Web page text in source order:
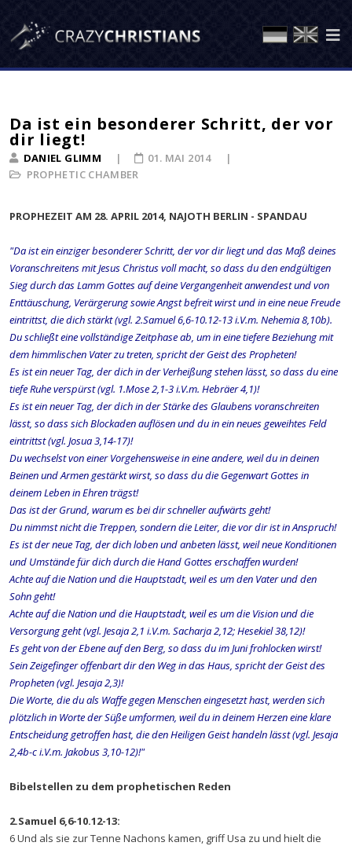
Da ist ein besonderer Schritt, der vor
dir liegt!
DANIEL GLIMM
PROPHETIC CHAMBER
01. MAI 2014
PROPHEZEIT AM 28. APRIL 2014, NAJOTH BERLIN - SPANDAU
"Da ist ein einziger besonderer Schritt, der vor dir liegt und das Maß deines
Voranschreitens mit Jesus Christus voll macht, so dass du den endgültigen
Sieg durch das Lamm Gottes auf deine Vergangenheit anwendest und von
Enttäuschung, Verärgerung sowie Angst befreit wirst und in eine neue Freude
eintrittst, die dich stärkt (vgl. 2.Samuel 6,6-10.12-13 i.V.m. Nehemia 8,10b).
Du schließt eine vollständige Zeitphase ab, um in eine tiefere Beziehung mit
dem himmlischen Vater zu treten, spricht der Geist des Propheten!
Es ist ein neuer Tag, der dich in der Verheißung stehen lässt, so dass du eine
tiefe Ruhe verspürst (vgl. 1.Mose 2,1-3 i.V.m. Hebräer 4,1)!
Es ist ein neuer Tag, der dich in der Stärke des Glaubens voranschreiten
lässt, so dass sich Blockaden auflösen und du in ein neues geweihtes Feld
eintrittst (vgl. Josua 3,14-17)!
Du wechselst von einer Vorgehensweise in eine andere, weil du in deinen
Beinen und Armen gestärkt wirst, so dass du die Gegenwart Gottes in
deinem Leben in Ehren trägst!
Das ist der Grund, warum es bei dir schneller aufwärts geht!
Du nimmst nicht die Treppen, sondern die Leiter, die vor dir ist in Anspruch!
Es ist der neue Tag, der dich loben und anbeten lässt, weil neue Konditionen
und Umstände für dich durch die Hand Gottes erschaffen wurden!
Achte auf die Nation und die Hauptstadt, weil es um den Vater und den
Sohn geht!
Achte auf die Nation und die Hauptstadt, weil es um die Vision und die
Versorgung geht (vgl. Jesaja 2,1 i.V.m. Sacharja 2,12; Hesekiel 38,12)!
Es geht von der Ebene auf den Berg, so dass du im Juni frohlocken wirst!
Sein Zeigefinger offenbart dir den Weg in das Haus, spricht der Geist des
Propheten (vgl. Jesaja 2,3)!
Die Worte, die du als Waffe gegen Menschen eingesetzt hast, werden sich
plötzlich in Worte der Süße umformen, weil du in deinem Herzen eine klare
Entscheidung getroffen hast, die den Heiligen Geist handeln lässt (vgl. Jesaja
2,4b-c i.V.m. Jakobus 3,10-12)!"
Bibelstellen zu dem prophetischen Reden
2.Samuel 6,6-10.12-13:
6 Und als sie zur Tenne Nachons kamen, griff Usa zu und hielt die